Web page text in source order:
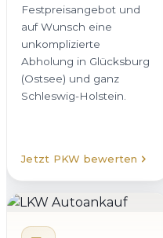
Festpreisangebot und
auf Wunsch eine
unkomplizierte
Abholung in Glücksburg
(Ostsee) und ganz
Schleswig-Holstein.